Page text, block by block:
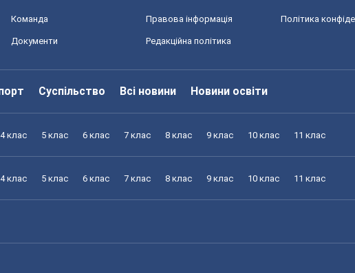
Команда Правова інформація Політика
Документи Редакційна політика
Суспільство Всі новини Новини освіти
4 клас 5 клас 6 клас 7 клас 8 клас 9 клас 10 клас 11 клас
4 клас 5 клас 6 клас 7 клас 8 клас 9 клас 10 клас 11 клас